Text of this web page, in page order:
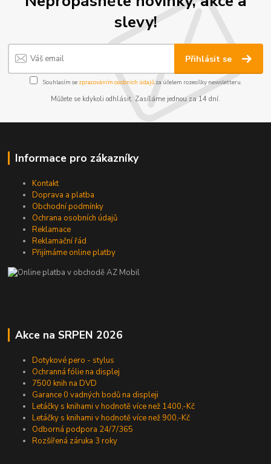
slevy!
Přihlásit se
Souhlasím se zpracováním osobních údajůza účelem rozesílky newsletteru.
Můžete se kdykoli odhlásit. Zasíláme jednou za 14 dní.
Informace pro zákazníky
Kontakt
Doprava a platba
Obchodní podmínky
Ochrana osobních údajů
Reklamace
Reklamační řád
Přijímáme online platby
Akce na SRPEN 2026
Dotykové pero - stylus
Ochranná fólie na displej
7500 knih na DVD
Garance 0 vadných bodů na displeji
Letáčky s knihami v hodnotě více než 1400,-Kč
Letáčky s knihami v hodnotě více než 900,-Kč
Odborná podpora 24/7/365
Rozšířená záruka 3 roky